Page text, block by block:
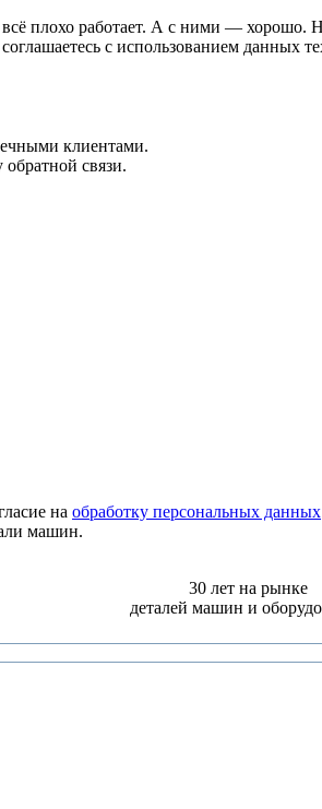
плохо работает. А с ними — хорошо.
с использованием данных
клиентами.
связи.
на обработку персональных данных
машин.
30 лет на рынке
деталей машин и